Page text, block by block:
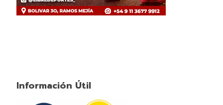
Información Útil